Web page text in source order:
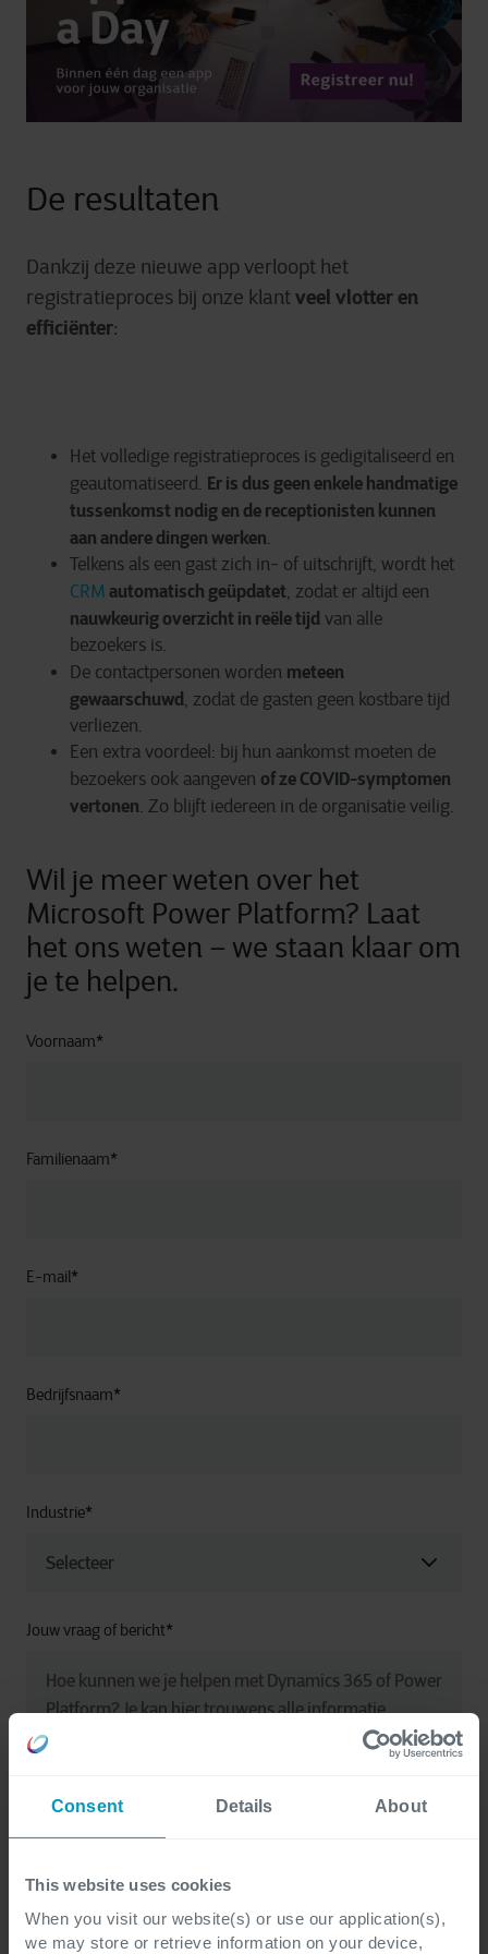
Consent Details About
This website uses cookies
When you visit our website(s) or use our application(s),
we may store or retrieve information on your device,
De resultaten
Dankzij deze nieuwe app verloopt het
registratieproces bij onze klantveel vlotter en
efficiënter:
Het volledige registratieproces is gedigitaliseerd en
geautomatiseerd. Er is dus geen enkele handmatige
tussenkomst nodig en de receptionisten kunnen
aan andere dingen werken
Telkens als een gast zich in- of uitschrijft, wordt het
CRM automatisch geüpdatet , zodat er altijd een
nauwkeurig overzicht in reële tijd van alle
bezoekers is.
De contactpersonen worden meteen
gewaarschuwd , zodat de gasten geen kostbare tijd
verliezen.
Een extra voordeel: bij hun aankomst moeten de
bezoekers ook aangeven of ze COVID-symptomen
vertonen . Zo blijft iedereen in de organisatie veilig.
Wil je meer weten over het
Microsoft Power Platform? Laat
het ons weten – we staan klaar om
je te helpen.
Voornaam*
Familienaam*
E-mail*
Bedrijfsnaam*
Industrie*
Jouw vraag of bericht*
Ik heb de privacyverklaring gelezen en begrijp dat
mijn persoonlijke gegevens worden verwerkt om te